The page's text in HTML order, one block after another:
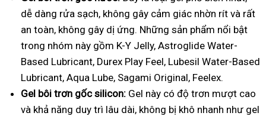
dễ dàng rửa sạch, không gây cảm giác nhờn rít và rất
an toàn, không gây dị ứng. Những sản phẩm nổi bật
trong nhóm này gồm K-Y Jelly, Astroglide Water-
Based Lubricant, Durex Play Feel, Lubesil Water-Based
Lubricant, Aqua Lube, Sagami Original, Feelex.
Gel bôi trơn gốc silicon: Gel này có độ trơn mượt cao
và khả năng duy trì lâu dài, không bị khô nhanh như gel